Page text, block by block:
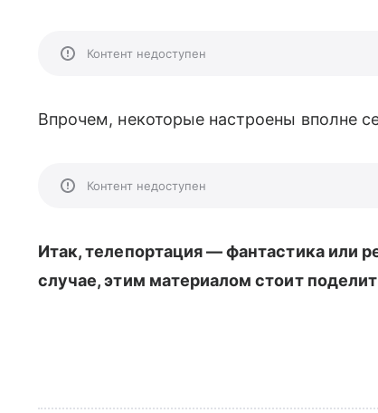
Контент недоступен
Впрочем, некоторые настроены вполне
Контент недоступен
Итак, телепортация — фантастика или
случае, этим материалом стоит